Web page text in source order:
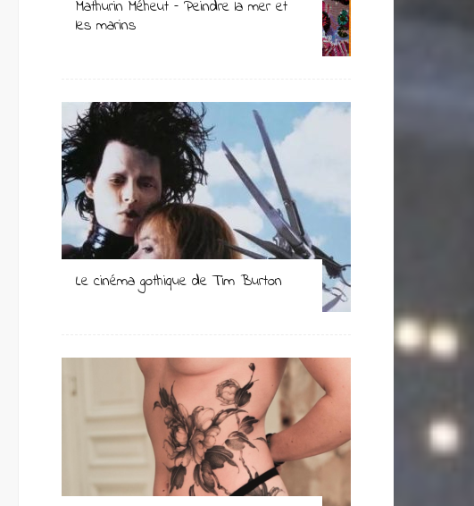
Mathurin Méheut – Peindre la mer et
les marins
Le cinéma gothique de Tim Burton